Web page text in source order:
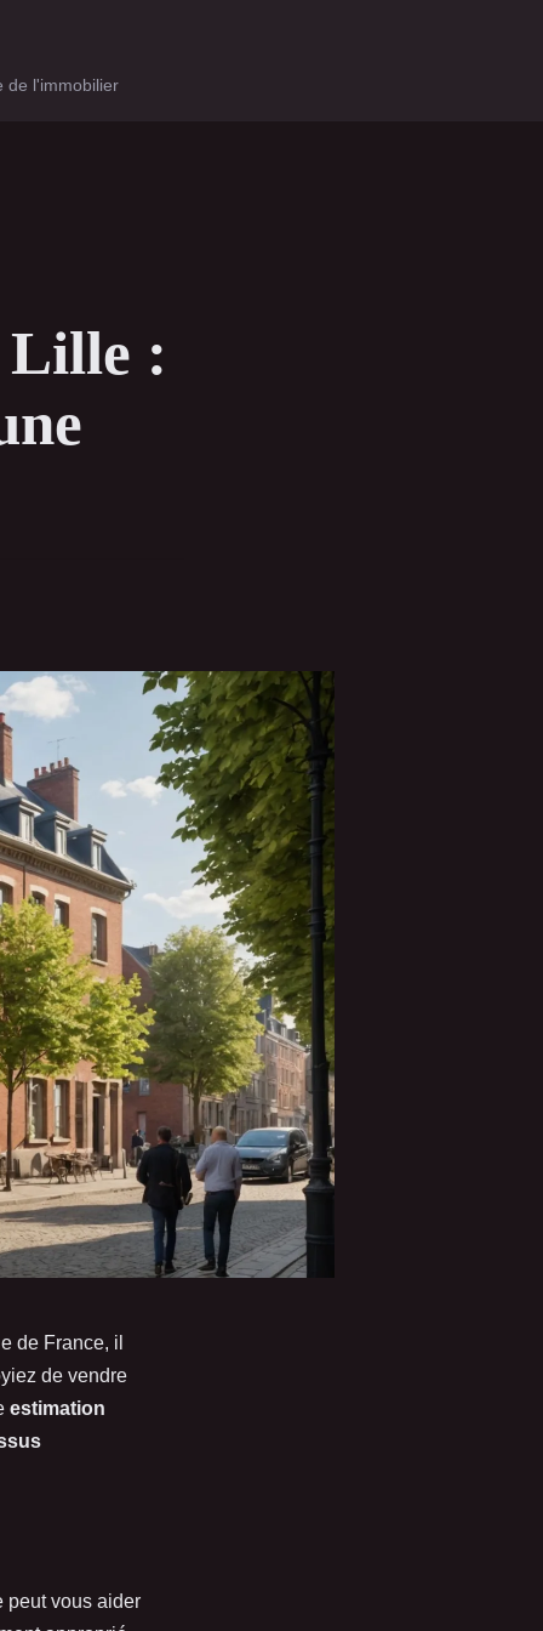
de l'immobilier
Lille :
de France, il
de vendre
estimation
peut vous aider